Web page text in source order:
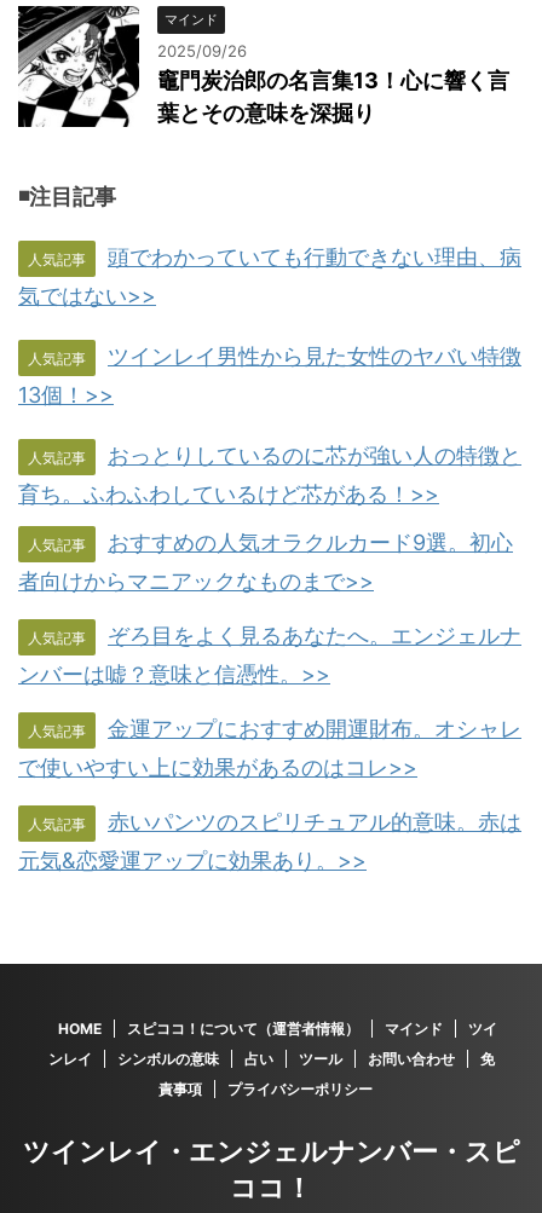
マインド
2025/09/26
竈門炭治郎の名言集13！心に響く言
葉とその意味を深掘り
◾️注目記事
人気記事
頭でわかっていても行動できない理由、病
気ではない>>
人気記事
ツインレイ男性から見た女性のヤバい特徴
13個！>>
人気記事
おっとりしているのに芯が強い人の特徴と
育ち。ふわふわしているけど芯がある！>>
人気記事
おすすめの人気オラクルカード9選。初心
者向けからマニアックなものまで>>
人気記事
ぞろ目をよく見るあなたへ。エンジェルナ
ンバーは嘘？意味と信憑性。>>
人気記事
金運アップにおすすめ開運財布。オシャレ
で使いやすい上に効果があるのはコレ>>
人気記事
赤いパンツのスピリチュアル的意味。赤は
元気&恋愛運アップに効果あり。>>
HOME スピココ！について（運営者情報） マインド
ツイ
ンレイ
シンボルの意味 占い ツール お問い合わせ
免
責事項
プライバシーポリシー
ツインレイ・エンジェルナンバー・スピ
ココ！